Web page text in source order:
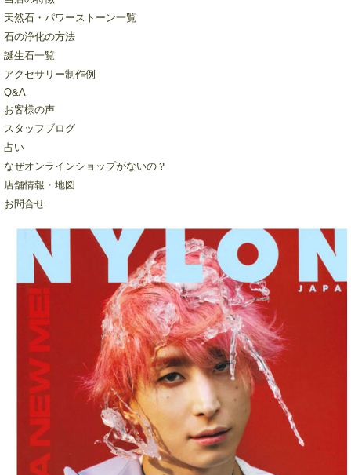
天然石・パワーストーン一覧
石の浄化の方法
誕生石一覧
アクセサリー制作例
Q&A
お客様の声
スタッフブログ
占い
なぜオンラインショップがないの？
店舗情報・地図
お問合せ